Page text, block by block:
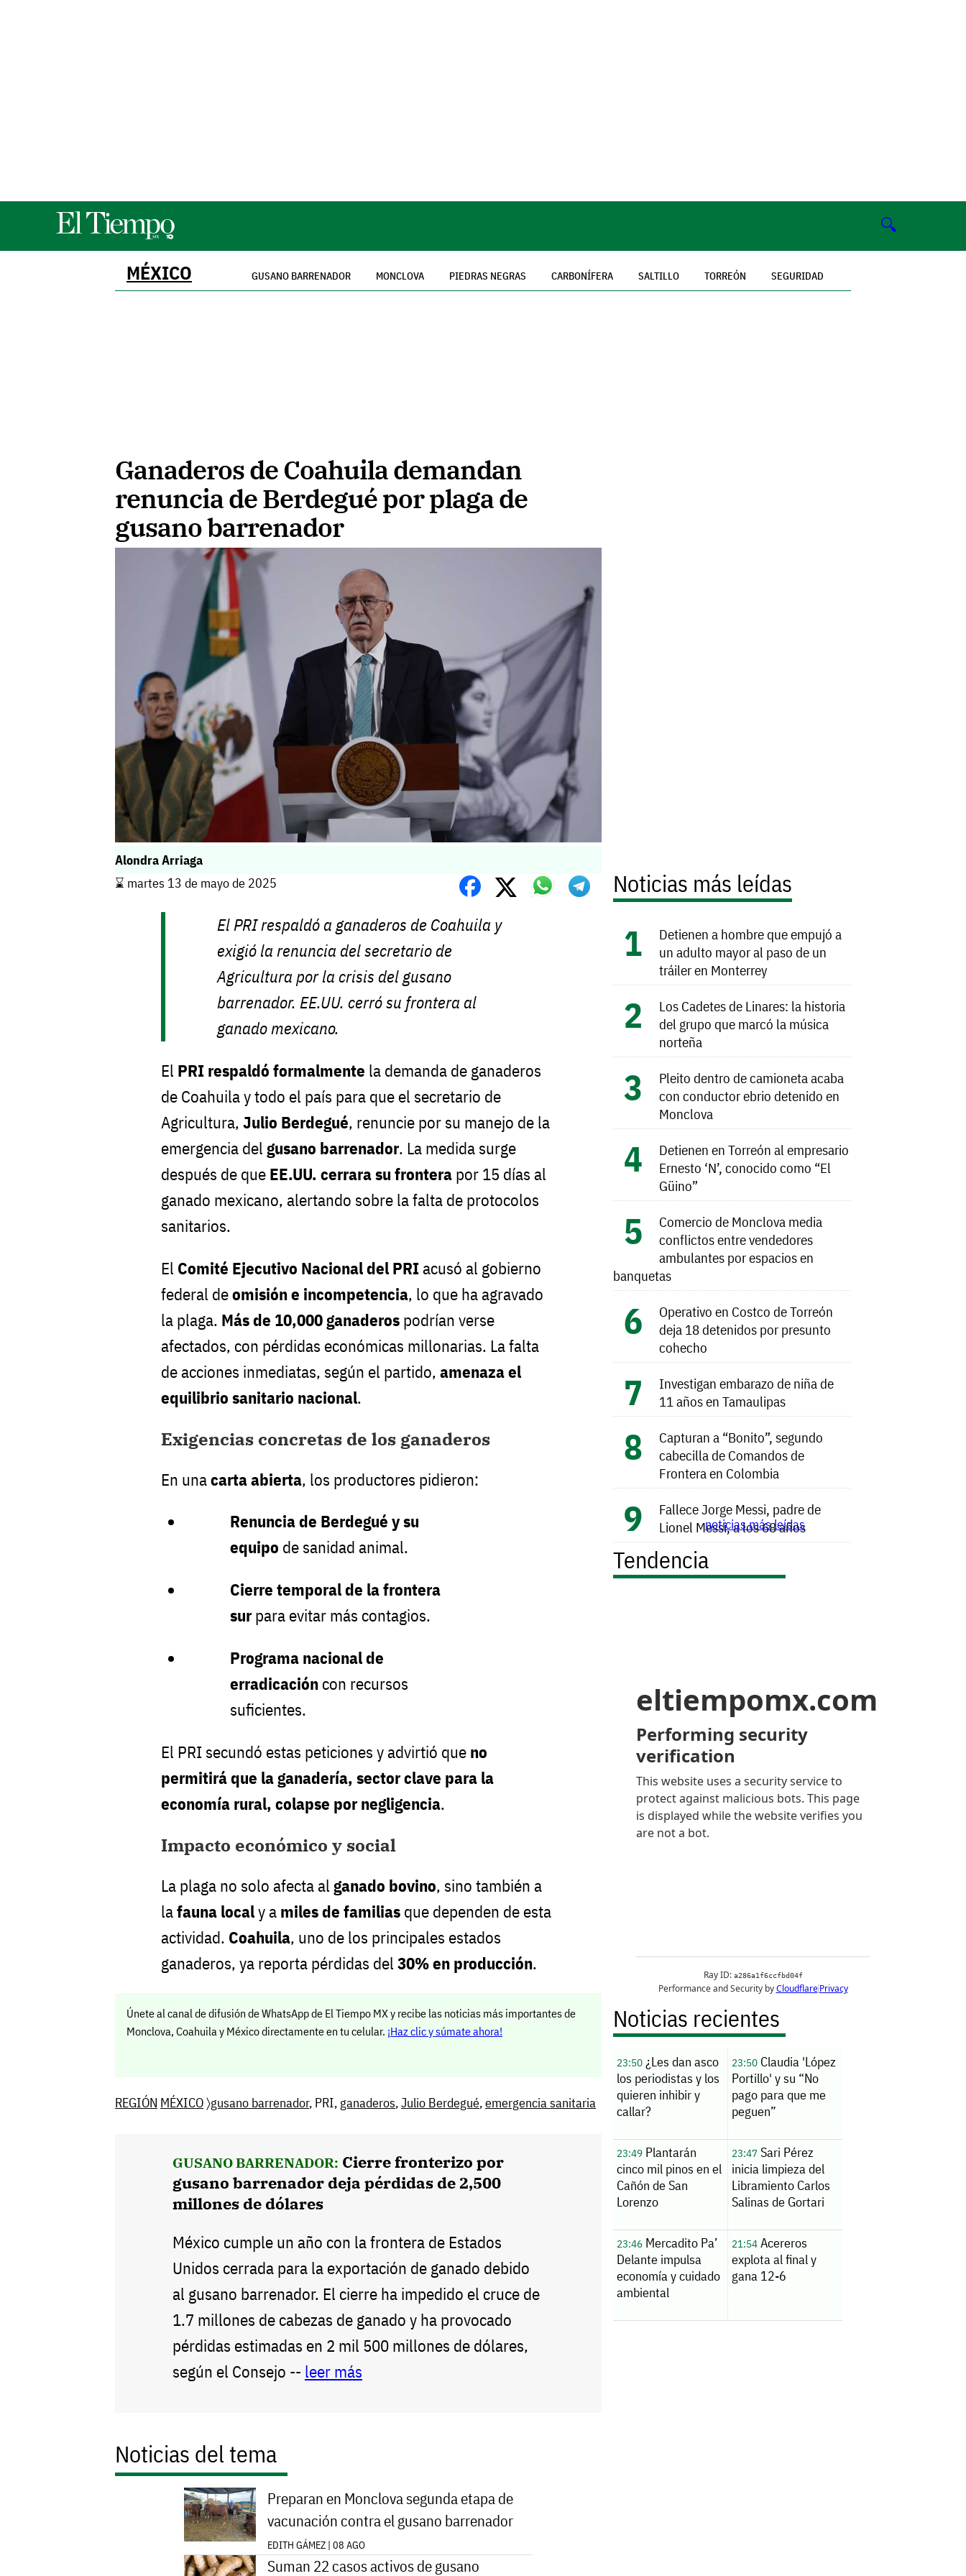
🔍
MÉXICO GUSANO BARRENADOR MONCLOVA PIEDRAS NEGRAS CARBONÍFERA SALTILLO TORREÓN SEGURIDAD
Ganaderos de Coahuila demandan
renuncia de Berdegué por plaga de
gusano barrenador
Alondra Arriaga
⌛️ martes 13 de mayo de 2025
El PRI respaldó a ganaderos de Coahuila y
exigió la renuncia del secretario de
Agricultura por la crisis del gusano
barrenador. EE.UU. cerró su frontera al
ganado mexicano.
El PRI respaldó formalmente la demanda de ganaderos
de Coahuila y todo el país para que el secretario de
Agricultura, Julio Berdegué, renuncie por su manejo de la
emergencia del gusano barrenador. La medida surge
después de que EE.UU. cerrara su frontera por 15 días al
ganado mexicano, alertando sobre la falta de protocolos
sanitarios.
El Comité Ejecutivo Nacional del PRI acusó al gobierno
federal deomisión e incompetencia, lo que ha agravado
la plaga. Más de 10,000 ganaderos podrían verse
afectados, con pérdidas económicas millonarias. La falta
de acciones inmediatas, según el partido, amenaza el
equilibrio sanitario nacional.
Exigencias concretas de los ganaderos
En unacarta abierta, los productores pidieron:
Renuncia de Berdegué y su
equipo de sanidad animal.
Cierre temporal de la frontera
sur para evitar más contagios.
Programa nacional de
erradicación con recursos
suficientes.
El PRI secundó estas peticiones y advirtió que no
permitirá que la ganadería, sector clave para la
economía rural, colapse por negligencia.
Impacto económico y social
La plaga no solo afecta al ganado bovino, sino también a
lafauna localy a miles de familias que dependen de esta
actividad. Coahuila, uno de los principales estados
ganaderos, ya reporta pérdidas del 30% en producción.
Únete al canal de difusión de WhatsApp de El Tiempo MX y recibe las noticias más importantes de
Monclova, Coahuila y México directamente en tu celular. ¡Haz clic y súmate ahora!
REGIÓN MÉXICO〉gusano barrenador, PRI, ganaderos,Julio Berdegué,emergencia sanitaria
GUSANO BARRENADOR: Cierre fronterizo por
gusano barrenador deja pérdidas de 2,500
millones de dólares
México cumple un año con la frontera de Estados
Unidos cerrada para la exportación de ganado debido
al gusano barrenador. El cierre ha impedido el cruce de
1.7 millones de cabezas de ganado y ha provocado
pérdidas estimadas en 2 mil 500 millones de dólares,
según el Consejo -- leer más
Noticias del tema
Preparan en Monclova segunda etapa de
vacunación contra el gusano barrenador
EDITH GÁMEZ | 08 AGO
Suman 22 casos activos de gusano
Noticias más leídas
Detienen a hombre que empujó a
un adulto mayor al paso de un
tráiler en Monterrey
Los Cadetes de Linares: la historia
del grupo que marcó la música
norteña
Pleito dentro de camioneta acaba
con conductor ebrio detenido en
Monclova
Detienen en Torreón al empresario
Ernesto ‘N’, conocido como “El
Güino”
Comercio de Monclova media
conflictos entre vendedores
ambulantes por espacios en
banquetas
Operativo en Costco de Torreón
deja 18 detenidos por presunto
cohecho
Investigan embarazo de niña de
11 años en Tamaulipas
Capturan a “Bonito”, segundo
cabecilla de Comandos de
Frontera en Colombia
Fallece Jorge Messi, padre de
Lionel Messi, a los 68 años
noticias más leídas
Tendencia
Noticias recientes
23:50 ¿Les dan asco
los periodistas y los
quieren inhibir y
callar?
23:50Claudia 'López
Portillo' y su “No
pago para que me
peguen”
23:49 Plantarán
cinco mil pinos en el
Cañón de San
Lorenzo
23:47Sari Pérez
inicia limpieza del
Libramiento Carlos
Salinas de Gortari
23:46 Mercadito Pa’
Delante impulsa
economía y cuidado
ambiental
21:54Acereros
explota al final y
gana 12-6